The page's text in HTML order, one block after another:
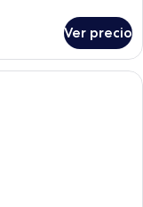
Ver precio